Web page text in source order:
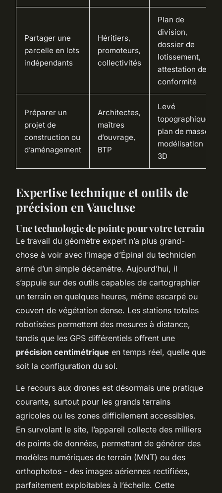
Partager une
parcelle en lots
indépendants
Héritiers,
promoteurs,
collectivités
Plan de
division,
dossier de
lotissement,
attestation de
conformité
Préparer un
projet de
construction ou
d’aménagement
Architectes,
maîtres
d’ouvrage,
BTP
Levé
topographique,
plan de masse,
modélisation
3D
Expertise technique et outils de
précision en Vaucluse
Une technologie de pointe pour votre terrain
Le travail du géomètre expert n’a plus grand-
chose à voir avec l’image d’Épinal du technicien
armé d’un simple décamètre. Aujourd’hui, il
s’appuie sur des outils capables de cartographier
un terrain en quelques heures, même escarpé ou
couvert de végétation dense. Les stations totales
robotisées permettent des mesures à distance,
tandis que les GPS différentiels offrent une
précision centimétrique en temps réel, quelle que
soit la configuration du sol.
Le recours aux drones est désormais une pratique
courante, surtout pour les grands terrains
agricoles ou les zones difficilement accessibles.
En survolant le site, l’appareil collecte des milliers
de points de données, permettant de générer des
modèles numériques de terrain (MNT) ou des
orthophotos - des images aériennes rectifiées,
parfaitement exploitables à l’échelle. Cette